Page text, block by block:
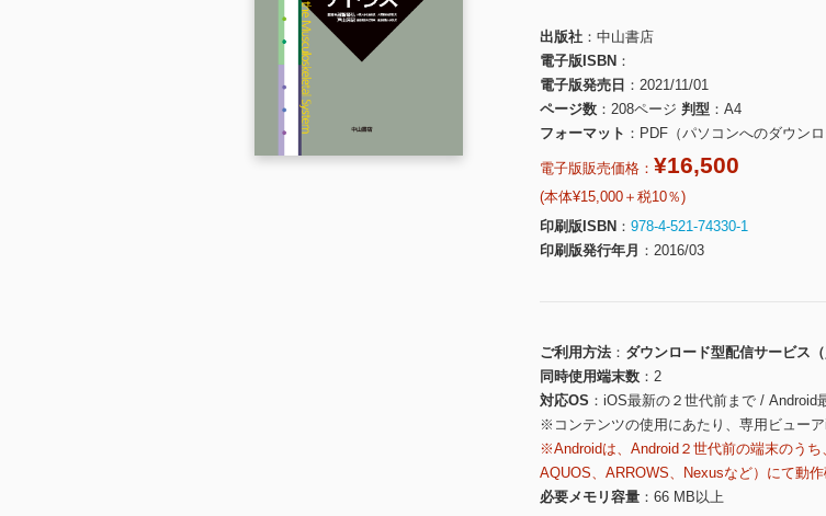
出版社
中山書店
電子版ISBN
電子版発売日
2021/11/01
ページ数
208ページ 判型
A4
フォーマット
PDF（パソコンへのダウンロ
電子版販売価格： ¥16,500
(本体¥15,000＋税10％)
印刷版ISBN
978-4-521-74330-1
印刷版発行年月
2016/03
ご利用方法
ダウンロード型配信サービス（
同時使用端末数
2
対応OS
iOS最新の２世代前まで / Android
※コンテンツの使用にあたり、専用ビュー
※Androidは、Android２世代前の端末のう
AQUOS、ARROWS、Nexusなど）にて動
必要メモリ容量
66 MB以上